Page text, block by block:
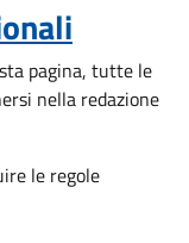
pagina, tutte le
nella redazione
le regole